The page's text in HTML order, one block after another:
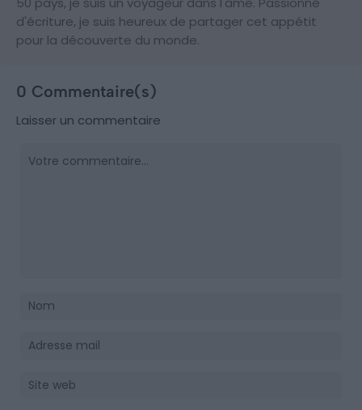
d'écriture, je suis heureux de partager cet appétit
pour la découverte du monde.
0 Commentaire(s)
Laisser un commentaire